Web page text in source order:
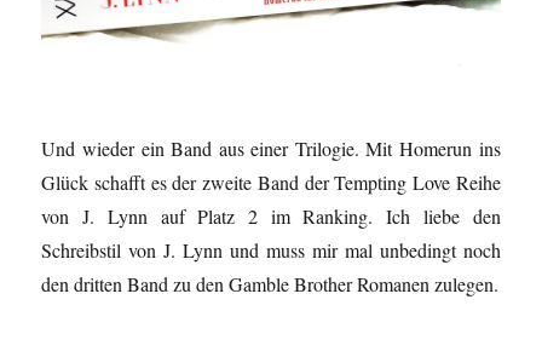
Und wieder ein Band aus einer Trilogie. Mit Homerun ins
Glück schafft es der zweite Band der Tempting Love Reihe
von J. Lynn auf Platz 2 im Ranking. Ich liebe den
Schreibstil von J. Lynn und muss mir mal unbedingt noch
den dritten Band zu den Gamble Brother Romanen zulegen.